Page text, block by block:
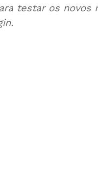
testar os novos